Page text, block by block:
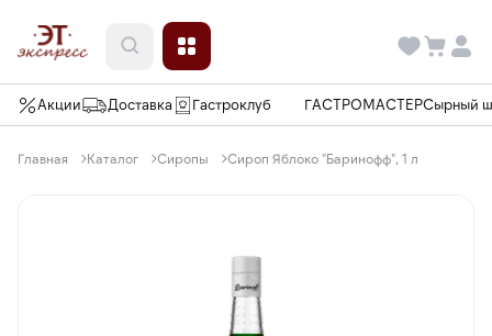
Акции Доставка Гастроклуб ГАСТРОМАСТЕРСырный
Главная Каталог Сиропы Сироп Яблоко "Баринофф", 1 л